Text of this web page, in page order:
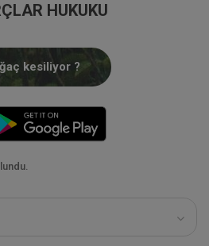
HUKUKU
kesiliyor ?